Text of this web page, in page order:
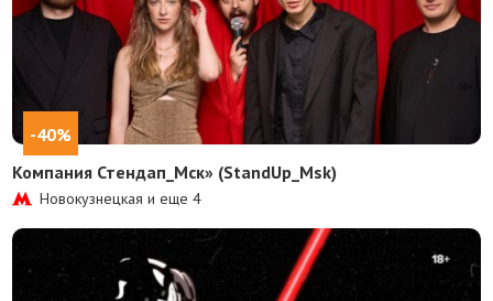
-40%
Компания Стендап_Мск» (StandUp_Msk)
Новокузнецкая и еще4